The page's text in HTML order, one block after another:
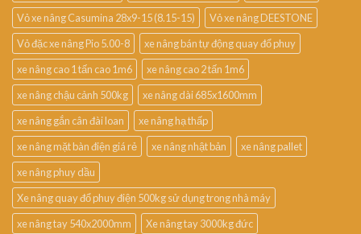
Vỏ xe nâng Casumina 28x9-15 (8.15-15)
Vỏ xe nâng DEESTONE
Vỏ đặc xe nâng Pio 5.00-8
xe nâng bán tự động quay đổ phuy
xe nâng cao 1 tấn cao 1m6
xe nâng cao 2 tấn 1m6
xe nâng chậu cảnh 500kg
xe nâng dài 685x1600mm
xe nâng gắn cân đài loan
xe nâng hạ thấp
xe nâng mặt bàn điện giá rẻ
xe nâng nhật bản
xe nâng pallet
xe nâng phuy dầu
Xe nâng quay đổ phuy điện 500kg sử dụng trong nhà máy
xe nâng tay 540x2000mm
Xe nâng tay 3000kg đức